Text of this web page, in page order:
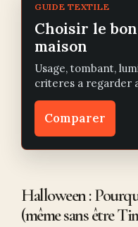
GUIDE TEXTILE
Choisir le
maison
Usage, tombant,
criteres a regarder
Comparer
Halloween :
(même sans être